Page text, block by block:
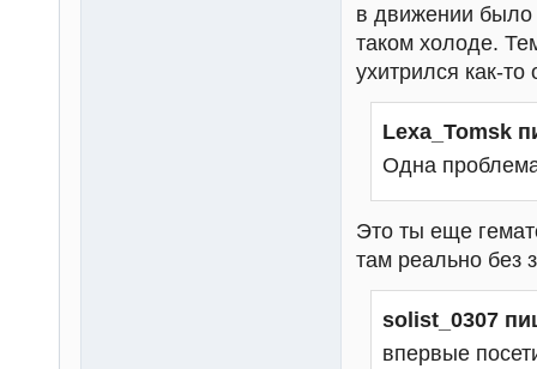
в движении было
таком холоде.
ухитрился как-то
Lexa_Tomsk
Одна
Это ты еще
там реально без
solist_0307
впервые